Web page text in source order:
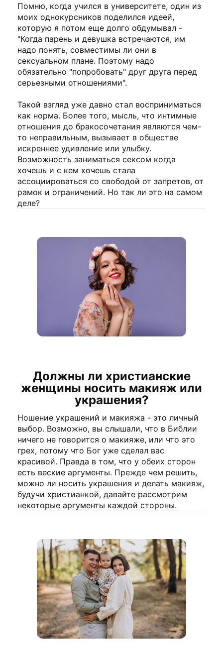
Помню, когда учился в университете, один из
моих однокурсников поделился идеей,
которую я потом еще долго обдумывал -
"Когда парень и девушка встречаются, им
надо понять, совместимы ли они в
сексуальном плане. Поэтому надо
обязательно "попробовать" друг друга перед
серьезными отношениями".
Такой взгляд уже давно стал восприниматься
как норма. Более того, мысль, что интимные
отношения до бракосочетания являются чем-
то неправильным, вызывает в обществе
искреннее удивление или улыбку.
Возможность заниматься сексом когда
хочешь и с кем хочешь стала
ассоциироваться со свободой от запретов, от
рамок и ограничений. Но так ли это на самом
деле?
Должны ли христианские
женщины носить макияж или
украшения?
Ношение украшений и макияжа - это личный
выбор. Возможно, вы слышали, что в Библии
ничего не говорится о макияже, или что это
грех, потому что Бог уже сделал вас
красивой. Правда в том, что у обеих сторон
есть веские аргументы. Прежде чем решить,
можно ли носить украшения и делать макияж,
будучи христианкой, давайте рассмотрим
некоторые аргументы каждой стороны.